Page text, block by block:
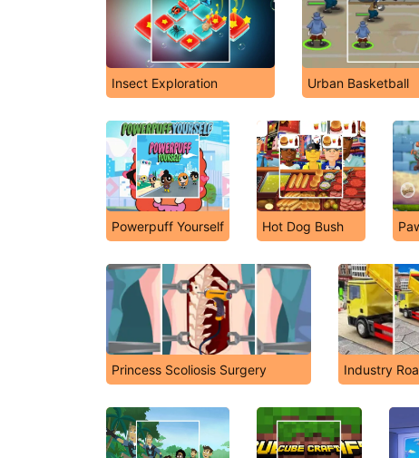
Insect Exploration Urban Basketball
Powerpuff Yourself Hot Dog Bush
Princess Scoliosis Surgery Industry